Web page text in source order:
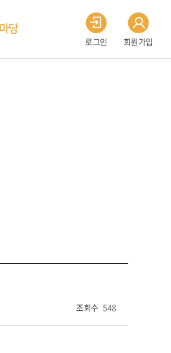
당
로그인 회원가입
조회수 548